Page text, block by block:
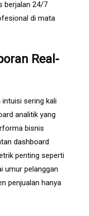
berjalan 24/7
di mata
Real-
sering kali
analitik yang
bisnis
dashboard
penting seperti
umur pelanggan
penjualan hanya